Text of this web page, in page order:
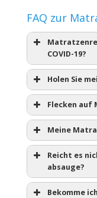
FAQ zur
COVID-19?
Holen Sie
Flecken auf
Meine
Reicht es
absauge?
Bekomme